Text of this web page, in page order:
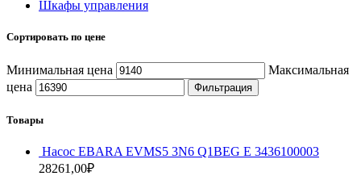
Шкафы управления
Сортировать по цене
Минимальная цена
Максимальная
цена
Фильтрация
Товары
Насос EBARA EVMS5 3N6 Q1BEG E 3436100003
28261,00₽